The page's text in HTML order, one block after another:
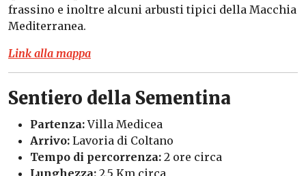
frassino e inoltre alcuni arbusti tipici della Macchia
Mediterranea.
Link alla mappa
Sentiero della Sementina
Partenza:Villa Medicea
Arrivo: Lavoria di Coltano
Tempo di percorrenza: 2 ore circa